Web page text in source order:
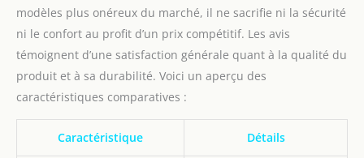
situé sous le siège-auto
permet de régler la
position allongée du
siège. Trois positions
frontales et une position
arrière assurent à votre
enfant une position de
couchage optimale.
modèles plus onéreux du marché, il ne sacrifie ni la sécurité
ni le confort au profit d’un prix compétitif. Les avis
témoignent d’une satisfaction générale quant à la qualité du
produit et à sa durabilité. Voici un aperçu des
caractéristiques comparatives :
Caractéristique Détails